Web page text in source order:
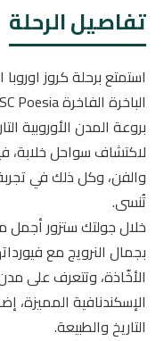
تفاصيل الرحلة
استمتع برحلة كروز
بروعة المدن الأوروبية
لاكتشاف سواحل خلابة،
والفن، وكل ذلك في
تُنسى.
خلال جولتك ستزور أجمل
بجمال النرويج مع
الأخّاذة، وتتعرف على
الإسكندنافية المميزة،
التاريخ والطبيعة.